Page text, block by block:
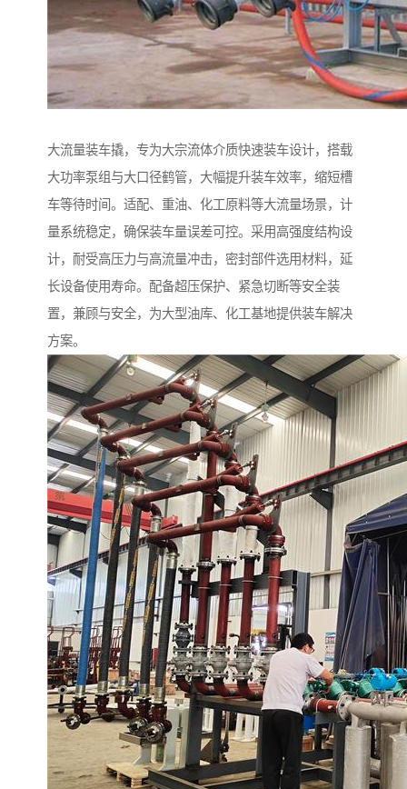
大流量装车撬，专为大宗流体介质快速装车设计，搭载
大功率泵组与大口径鹤管，大幅提升装车效率，缩短槽
车等待时间。适配、重油、化工原料等大流量场景，计
量系统稳定，确保装车量误差可控。采用高强度结构设
计，耐受高压力与高流量冲击，密封部件选用材料，延
长设备使用寿命。配备超压保护、紧急切断等安全装
置，兼顾与安全，为大型油库、化工基地提供装车解决
方案。